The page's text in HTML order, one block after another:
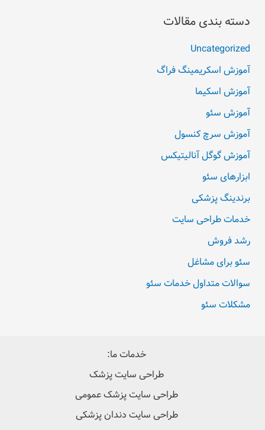
دسته بندی مقالات
Uncategorized
آموزش اسکریمینگ فراگ
آموزش اسکیما
آموزش سئو
آموزش سرچ کنسول
آموزش گوگل آنالیتیکس
ابزارهای سئو
برندینگ پزشکی
خدمات طراحی سایت
رشد فروش
سئو برای مشاغل
سوالات متداول خدمات سئو
مشکلات سئو
خدمات ما:
طراحی سایت پزشک
طراحی سایت پزشک عمومی
طراحی سایت دندان پزشکی